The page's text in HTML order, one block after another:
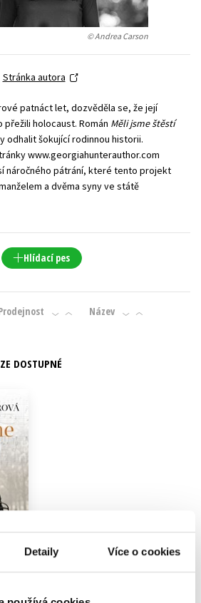
Detaily Více o cookies
literatura Zdraví a životní styl
Všechny tituly
© Andrea Carson
Stránka autora
patnáct let, dozvěděla se, že její
holocaust. Román Měli jsme štěstí
odhalit šokující rodinnou historii.
www.georgiahunterauthor.com
náročného pátrání, které tento projekt
a dvěma syny ve státě
Hlídací pes
Název
DOSTUPNÉ